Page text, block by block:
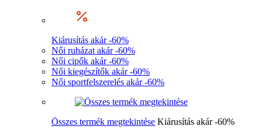
Kiárusítás akár -60%
Női ruházat akár -60%
Női cipők akár -60%
Női kiegészítők akár -60%
Női sportfelszerelés akár -60%
Összes termék megtekintése Kiárusítás akár -60%